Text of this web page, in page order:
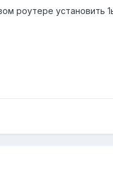
роутере установить